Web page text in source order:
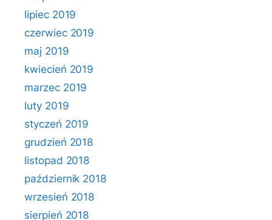
lipiec 2019
czerwiec 2019
maj 2019
kwiecień 2019
marzec 2019
luty 2019
styczeń 2019
grudzień 2018
listopad 2018
październik 2018
wrzesień 2018
sierpień 2018